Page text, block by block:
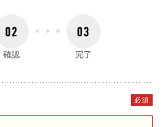
確認 完了
必須